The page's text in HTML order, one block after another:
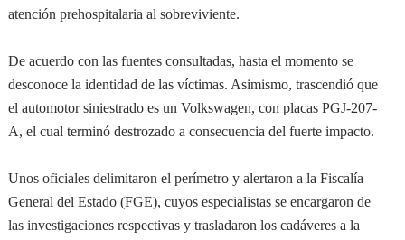
atención prehospitalaria al sobreviviente.
De acuerdo con las fuentes consultadas, hasta el momento se
desconoce la identidad de las víctimas. Asimismo, trascendió que
el automotor siniestrado es un Volkswagen, con placas PGJ-207-
A, el cual terminó destrozado a consecuencia del fuerte impacto.
Unos oficiales delimitaron el perímetro y alertaron a la Fiscalía
General del Estado (FGE), cuyos especialistas se encargaron de
las investigaciones respectivas y trasladaron los cadáveres a la